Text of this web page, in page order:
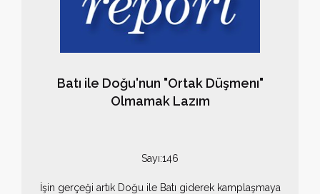
Batı ile Doğu'nun "Ortak Düşmenı"
Olmamak Lazım
Sayı:146
İşin gerçeği artık Doğu ile Batı giderek kamplaşmaya